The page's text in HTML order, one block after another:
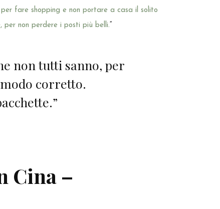
fare shopping e non portare a casa il solito
per non perdere i posti più belli.
non tutti sanno, per
corretto.
Cina –